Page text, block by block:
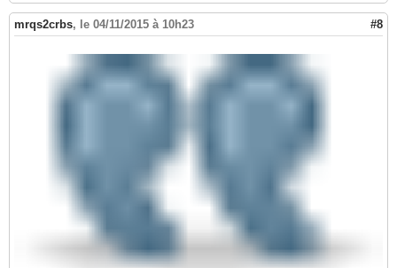
mrqs2crbs, le 04/11/2015 à 10h23 #8